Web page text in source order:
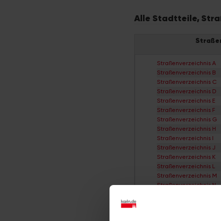
Alle Stadtteile,
Straßenverzeichnis A
Straßenverzeichnis B
Straßenverzeichnis C
Straßenverzeichnis D
Straßenverzeichnis E
Straßenverzeichnis F
Straßenverzeichnis G
Straßenverzeichnis H
Straßenverzeichnis I
Straßenverzeichnis J
Straßenverzeichnis K
Straßenverzeichnis L
Straßenverzeichnis M
Straßenverzeichnis N